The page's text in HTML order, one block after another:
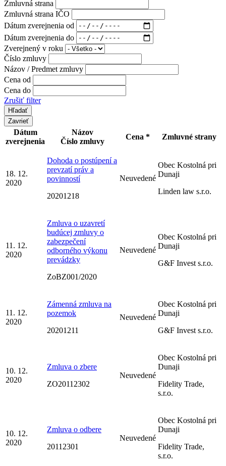
Zmluvná strana
Zmluvná strana IČO
Dátum zverejnenia od
Dátum zverejnenia do
Zverejnený v roku
Číslo zmluvy
Názov / Predmet zmluvy
Cena od
Cena do
Zrušiť filter
Zavrieť
Dátum
zverejnenia
Názov
Číslo zmluvy
Cena * Zmluvné strany
18. 12.
2020
Dohoda o postúpení a
prevzatí práv a
povinností
20201218
Neuvedené
Obec Kostolná pri
Dunaji
Linden law s.r.o.
11. 12.
2020
Zmluva o uzavretí
budúcej zmluvy o
zabezpečení
odborného výkonu
prevádzky
ZoBZ001/2020
Neuvedené
Obec Kostolná pri
Dunaji
G&F Invest s.r.o.
11. 12.
2020
Zámenná zmluva na
pozemok
20201211
Neuvedené
Obec Kostolná pri
Dunaji
G&F Invest s.r.o.
10. 12.
2020
Zmluva o zbere
ZO20112302
Neuvedené
Obec Kostolná pri
Dunaji
Fidelity Trade,
s.r.o.
10. 12.
2020
Zmluva o odbere
20112301
Neuvedené
Obec Kostolná pri
Dunaji
Fidelity Trade,
s.r.o.